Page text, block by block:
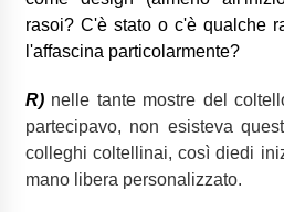
rasoi? C'è stato o c'è qualche
l'affascina particolarmente?
R) nelle tante mostre del
partecipavo, non esisteva
colleghi coltellinai, così diedi
mano libera personalizzato.